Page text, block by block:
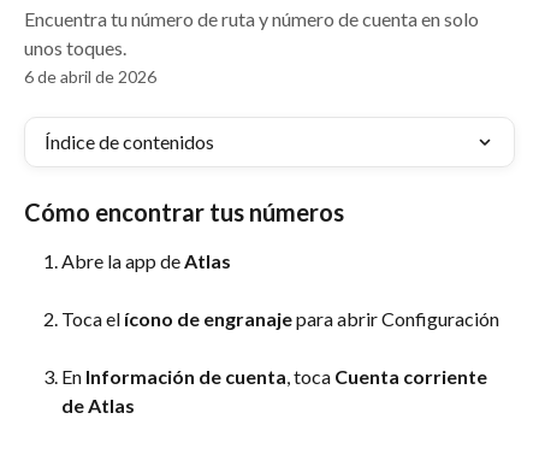
Encuentra tu número de ruta y número de cuenta en solo
unos toques.
6 de abril de 2026
Índice de contenidos
Cómo encontrar tus números
Abre la app de Atlas
Toca el ícono de engranaje para abrir Configuración
En Información de cuenta, toca Cuenta corriente
de Atlas